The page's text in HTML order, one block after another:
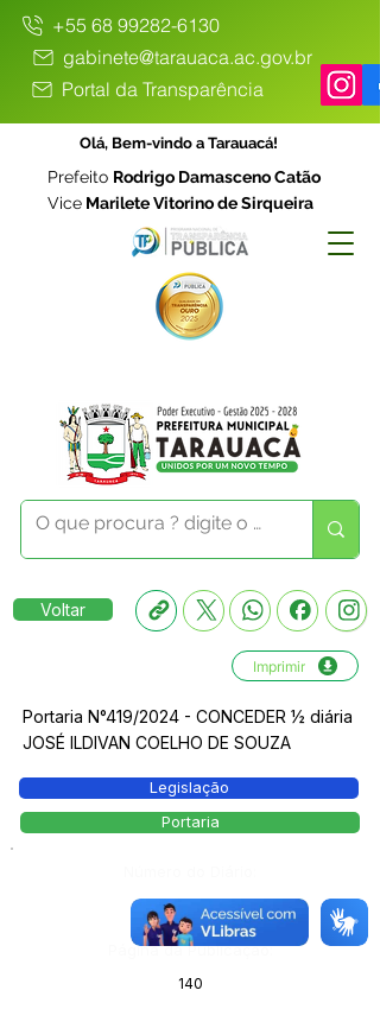
+55 68 99282-6130
gabinete@tarauaca.ac.gov.br
Portal da Transparência
Olá, Bem-vindo a Tarauacá!
Prefeito Rodrigo Damasceno Catão
Vice Marilete Vitorino de Sirqueira
Voltar
Imprimir
Portaria N°419/2024 - CONCEDER ½ diária
JOSÉ ILDIVAN COELHO DE SOUZA
Legislação
Portaria
13826
Página da Publicação:
140